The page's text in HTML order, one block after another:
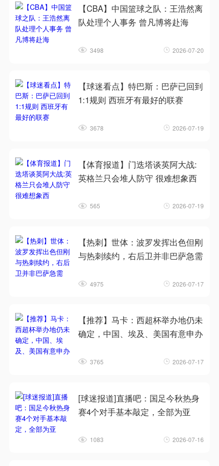
【CBA】中国篮球之队：王浩然离
队处理个人事务 曾凡博将赴海
3498 2026-07-20
【球迷看点】特巴斯：巴萨已回到
1:1规则 西班牙有最好的联赛
3678 2026-07-19
【体育报道】门迭塔谈英阿大战:
英格兰只会堆人防守 很难想象西
565 2026-07-19
【热刺】世体：波罗发挥出色但刚
与热刺续约，右后卫并非巴萨急需
4975 2026-07-17
【推荐】马卡：西超杯举办地仍未
确定，中国、埃及、美国有意申办
3765 2026-07-17
[球迷报道]直播吧：国足今秋热身
赛4个对手基本敲定，全部为亚
1083 2026-07-16